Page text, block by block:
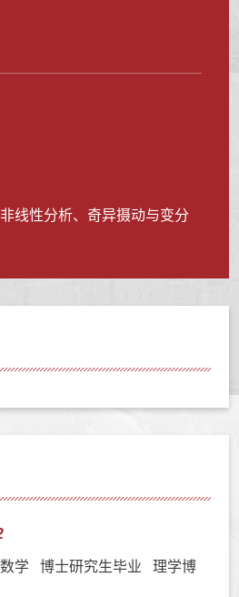
线性分析、奇异摄动与变分
学 博士研究生毕业 理学博